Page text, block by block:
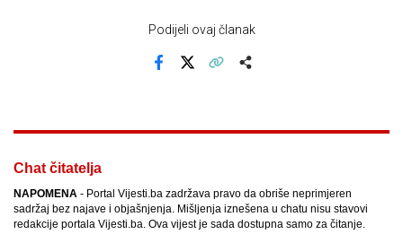
Podijeli ovaj članak
Chat čitatelja
NAPOMENA - Portal Vijesti.ba zadržava pravo da obriše neprimjeren
sadržaj bez najave i objašnjenja. Mišljenja iznešena u chatu nisu stavovi
redakcije portala Vijesti.ba. Ova vijest je sada dostupna samo za čitanje.